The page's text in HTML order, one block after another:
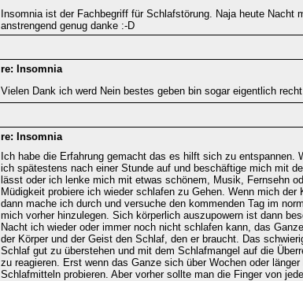
Insomnia ist der Fachbegriff für Schlafstörung. Naja heute Nacht
anstrengend genug danke :-D
re: Insomnia
Vielen Dank ich werd Nein bestes geben bin sogar eigentlich
re: Insomnia
Ich habe die Erfahrung gemacht das es hilft sich zu entspannen.
ich spätestens nach einer Stunde auf und beschäftige mich mit
lässt oder ich lenke mich mit etwas schönem, Musik, Fernsehn
Müdigkeit probiere ich wieder schlafen zu Gehen. Wenn mich der
dann mache ich durch und versuche den kommenden Tag im
mich vorher hinzulegen. Sich körperlich auszupowern ist dann
Nacht ich wieder oder immer noch nicht schlafen kann, das
der Körper und der Geist den Schlaf, den er braucht. Das
Schlaf gut zu überstehen und mit dem Schlafmangel auf die
zu reagieren. Erst wenn das Ganze sich über Wochen oder
Schlafmitteln probieren. Aber vorher sollte man die Finger von